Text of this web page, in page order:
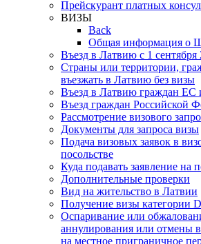
Прейскурант платных
ВИЗЫ
Back
Общая информация о
Въезд в Латвию с 1 сентября
Страны или территории,
въезжать в Латвию без визы
Въезд в Латвию граждан ЕС
Въезд граждан Российской
Рассмотрение визового
Документы для запроса визы
Подача визовых заявок в
посольстве
Куда подавать заявление на
Дополнительные проверки
Вид на жительство в Латвии
Получение визы категории D
Оспаривание или
аннулирования или отмены
на местное приграничное